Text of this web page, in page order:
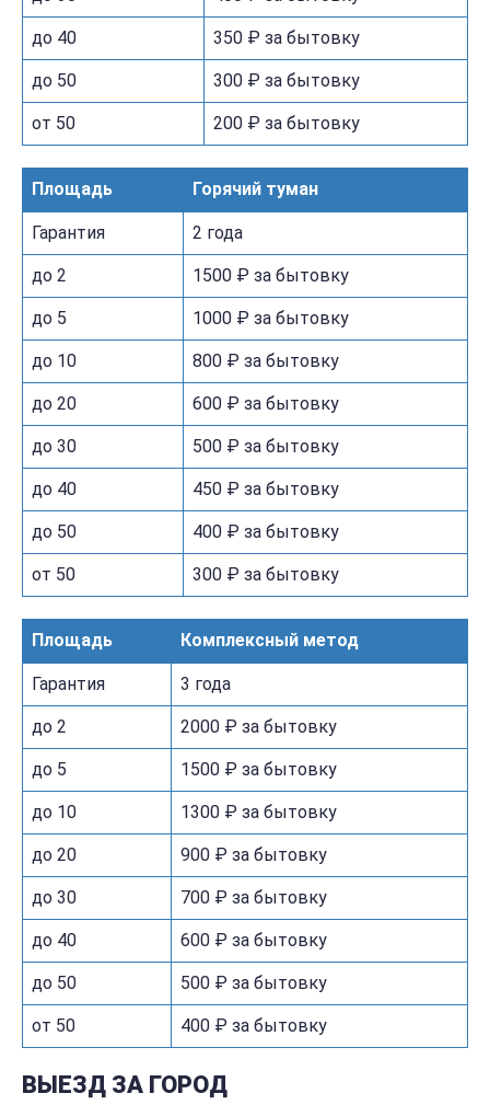
до 40 350 ₽ за бытовку
до 50 300 ₽ за бытовку
от 50 200 ₽ за бытовку
Площадь Горячий туман
Гарантия 2 года
до 2 1500 ₽ за бытовку
до 5 1000 ₽ за бытовку
до 10 800 ₽ за бытовку
до 20 600 ₽ за бытовку
до 30 500 ₽ за бытовку
до 40 450 ₽ за бытовку
до 50 400 ₽ за бытовку
от 50 300 ₽ за бытовку
Площадь Комплексный метод
Гарантия 3 года
до 2 2000 ₽ за бытовку
до 5 1500 ₽ за бытовку
до 10 1300 ₽ за бытовку
до 20 900 ₽ за бытовку
до 30 700 ₽ за бытовку
до 40 600 ₽ за бытовку
до 50 500 ₽ за бытовку
от 50 400 ₽ за бытовку
ВЫЕЗД ЗА ГОРОД